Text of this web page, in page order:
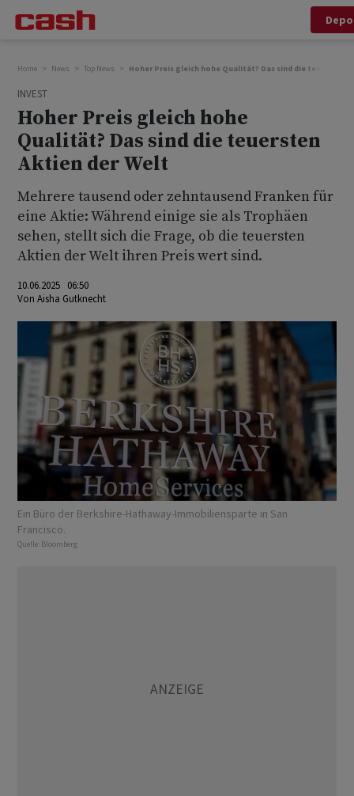
Home News Top News Hoher Preis gleich hohe Qualität? Das sind die teuersten
INVEST
Hoher Preis gleich hohe
Qualität? Das sind die teuersten
Aktien der Welt
Mehrere tausend oder zehntausend Franken für
eine Aktie: Während einige sie als Trophäen
sehen, stellt sich die Frage, ob die teuersten
Aktien der Welt ihren Preis wert sind.
10.06.2025 06:50
Von Aisha Gutknecht
Ein Büro der Berkshire-Hathaway-Immobiliensparte in San
Francisco.
Quelle: Bloomberg